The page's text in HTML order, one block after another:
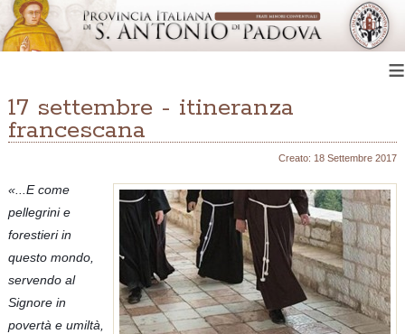
≡
17 settembre - itineranza
francescana
Creato: 18 Settembre 2017
«...E come
pellegrini e
forestieri in
questo mondo,
servendo al
Signore in
povertà e umiltà,